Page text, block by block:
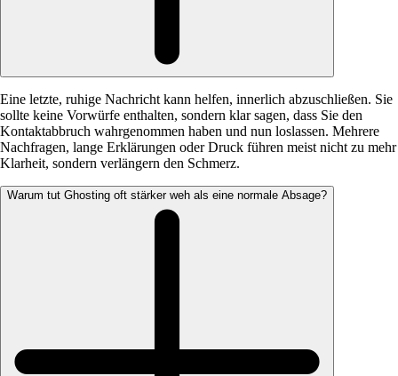
Eine letzte, ruhige Nachricht kann helfen, innerlich abzuschließen. Sie
sollte keine Vorwürfe enthalten, sondern klar sagen, dass Sie den
Kontaktabbruch wahrgenommen haben und nun loslassen. Mehrere
Nachfragen, lange Erklärungen oder Druck führen meist nicht zu mehr
Klarheit, sondern verlängern den Schmerz.
Warum tut Ghosting oft stärker weh als eine normale Absage?